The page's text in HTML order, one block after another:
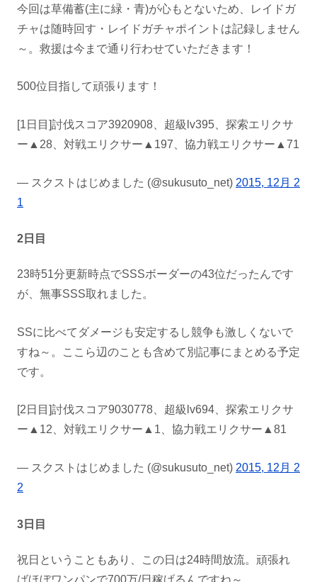
今回は草備蓄(主に緑・青)が心もとないため、レイドガ
チャは随時回す・レイドガチャポイントは記録しません
～。救援は今まで通り行わせていただきます！
500位目指して頑張ります！
[1日目]討伐スコア3920908、超級lv395、探索エリクサ
ー▲28、対戦エリクサー▲197、協力戦エリクサー▲71
— スクストはじめました (@sukusuto_net) 2015, 12月 2
1
2日目
23時51分更新時点でSSSボーダーの43位だったんです
が、無事SSS取れました。
SSに比べてダメージも安定するし競争も激しくないで
すね～。ここら辺のことも含めて別記事にまとめる予定
です。
[2日目]討伐スコア9030778、超級lv694、探索エリクサ
ー▲12、対戦エリクサー▲1、協力戦エリクサー▲81
— スクストはじめました (@sukusuto_net) 2015, 12月 2
2
3日目
祝日ということもあり、この日は24時間放流。頑張れ
ばほぼワンパンで700万/日稼げるんですね～。